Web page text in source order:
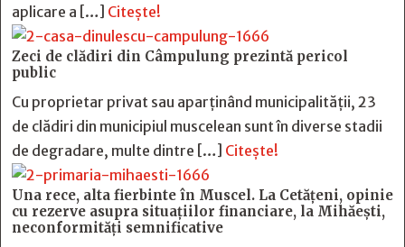
aplicare a […] Citește!
Zeci de clădiri din Câmpulung prezintă pericol
public
Cu proprietar privat sau aparținând municipalității, 23
de clădiri din municipiul muscelean sunt în diverse stadii
de degradare, multe dintre […] Citește!
Una rece, alta fierbinte în Muscel. La Cetăţeni, opinie
cu rezerve asupra situaţiilor financiare, la Mihăeşti,
neconformităţi semnificative